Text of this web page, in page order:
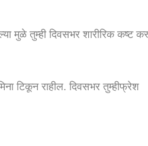
मुळे तुम्ही दिवसभर शारीरिक कष्ट
टिकून राहील. दिवसभर तुम्हीफ्रेश